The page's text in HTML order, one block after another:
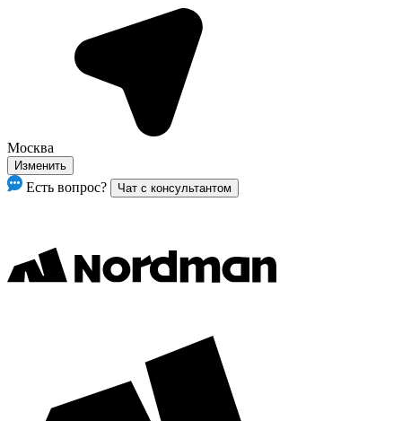
Москва
Изменить
Есть вопрос? Чат с консультантом